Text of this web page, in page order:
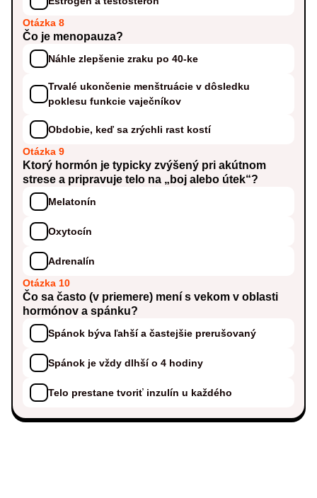
Otázka 8
Čo je menopauza?
Náhle zlepšenie zraku po 40-ke
Trvalé ukončenie menštruácie v dôsledku
poklesu funkcie vaječníkov
Obdobie, keď sa zrýchli rast kostí
Otázka 9
Ktorý hormón je typicky zvýšený pri akútnom
strese a pripravuje telo na „boj alebo útek“?
Melatonín
Oxytocín
Adrenalín
Otázka 10
Čo sa často (v priemere) mení s vekom v oblasti
hormónov a spánku?
Spánok býva ľahší a častejšie prerušovaný
Spánok je vždy dlhší o 4 hodiny
Telo prestane tvoriť inzulín u každého